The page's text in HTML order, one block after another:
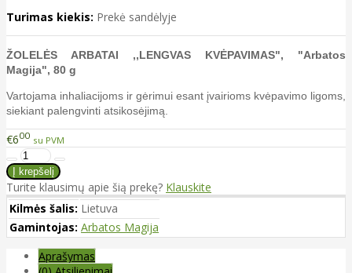
Turimas kiekis: Prekė sandėlyje
ŽOLELĖS ARBATAI ,,LENGVAS KVĖPAVIMAS", "Arbatos
Magija", 80 g
Vartojama inhaliacijoms ir gėrimui esant įvairioms kvėpavimo ligoms,
siekiant palengvinti atsikosėjimą.
€600 su PVM
Turite klausimų apie šią prekę? Klauskite
Kilmės šalis: Lietuva
Gamintojas: Arbatos Magija
Aprašymas